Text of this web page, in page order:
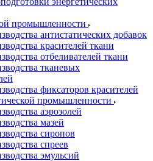
промышленности
антистатических добавок
красителей ткани
отбеливателей ткани
тканевых
фиксаторов красителей
промышленности
аэрозолей
мазей
сиропов
спреев
эмульсий